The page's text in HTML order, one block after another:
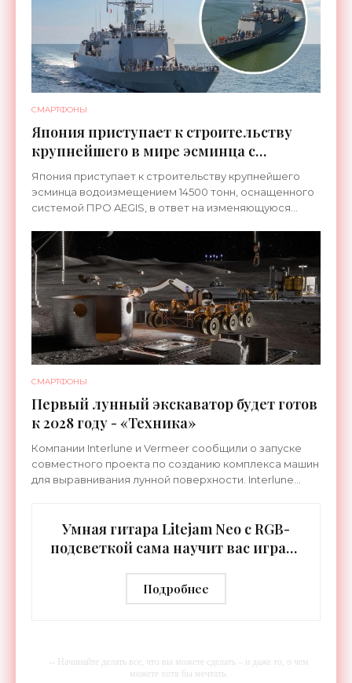
СМАРТФОНЫ
Япония приступает к строительству
крупнейшего в мире эсминца с
системой ПРО AEGIS - «Оружие»
Япония приступает к строительству крупнейшего
эсминца водоизмещением 14500 тонн, оснащенного
системой ПРО AEGIS, в ответ на изменяющуюся
ракетные
СМАРТФОНЫ
Первый лунный экскаватор будет готов
к 2028 году - «Техника»
Компании Interlune и Vermeer сообщили о запуске
совместного проекта по созданию комплекса машин
для выравнивания лунной поверхности. Interlune
Умная гитара Litejam Neo с RGB-
подсветкой сама научит вас играть
Подробнее
-- Начинайте делать все, что вы можете сделать – и даже то, о чем
можете хотя бы мечтать.